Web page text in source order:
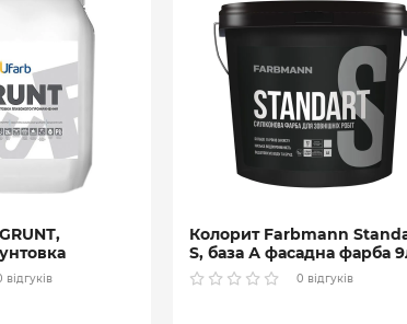
) 10
відгуків
Колорит Farbmann
S, база А фасадна фарба
0 відгуків